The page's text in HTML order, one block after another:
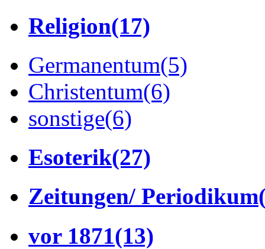
Religion(17)
Germanentum(5)
Christentum(6)
sonstige(6)
Esoterik(27)
Zeitungen/ Periodikum
vor 1871(13)